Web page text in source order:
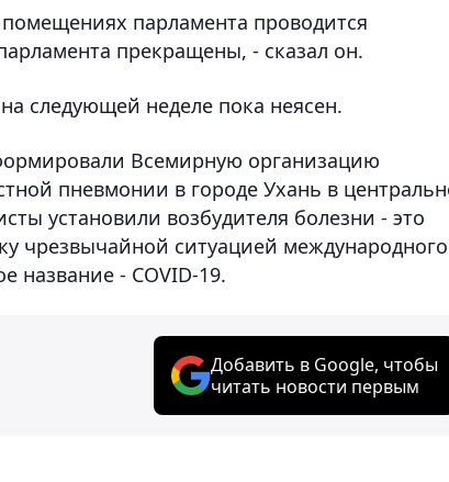
парламента проводится
прекращены, - сказал он.
следующей неделе пока неясен.
Всемирную организацию
пневмонии в городе Ухань в
установили возбудителя болезни - это
чрезвычайной ситуацией международного
название - COVID-19.
Добавить в Google, чтобы
читать новости первым